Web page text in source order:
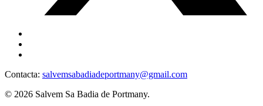
Contacta: salvemsabadiadeportmany@gmail.com
© 2026 Salvem Sa Badia de Portmany.